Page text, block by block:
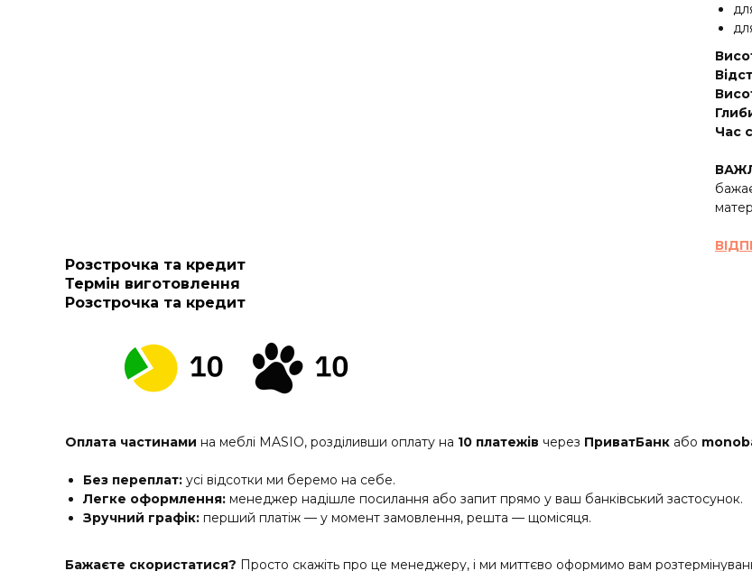
Час
Розстрочка та кредит
Термін виготовлення
Розстрочка та кредит
Оплата частинами на меблі MASIO, розділивши оплату на 10 платежів через ПриватБанк або
Без переплат: усі відсотки ми беремо на себе.
Легке оформлення: менеджер надішле посилання або запит прямо у ваш банківський застосунок.
Зручний графік: перший платіж — у момент замовлення, решта — щомісяця.
Бажаєте скористатися? Просто скажіть про це менеджеру, і ми миттєво оформимо вам